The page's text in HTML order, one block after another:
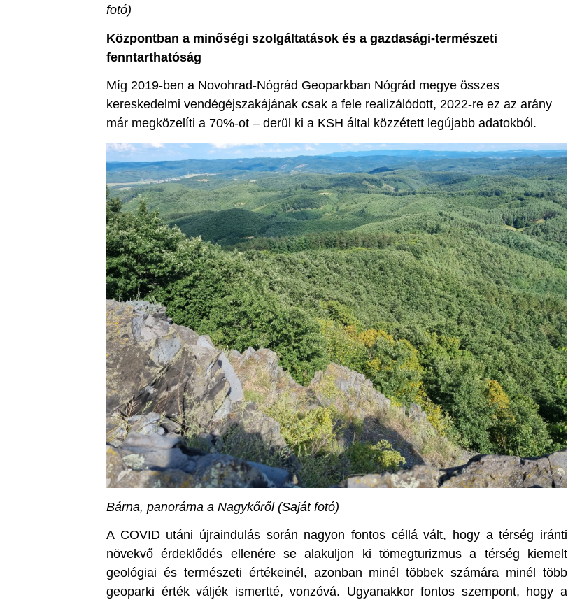
fotó)
Központban a minőségi szolgáltatások és a gazdasági-természeti
fenntarthatóság
Míg 2019-ben a Novohrad-Nógrád Geoparkban Nógrád megye összes
kereskedelmi vendégéjszakájának csak a fele realizálódott, 2022-re ez az arány
már megközelíti a 70%-ot – derül ki a KSH által közzétett legújabb adatokból.
Bárna, panoráma a Nagykőről (Saját fotó)
A COVID utáni újraindulás során nagyon fontos céllá vált, hogy a térség iránti
növekvő érdeklődés ellenére se alakuljon ki tömegturizmus a térség kiemelt
geológiai és természeti értékeinél, azonban minél többek számára minél több
geoparki érték váljék ismertté, vonzóvá. Ugyanakkor fontos szempont, hogy a